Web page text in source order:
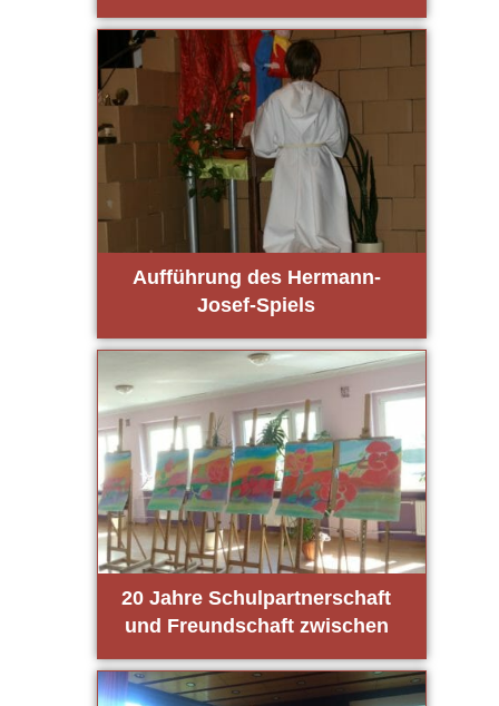
Auf­füh­rung des Her­mann-
Josef-Spiels
20 Jah­re Schul­part­ner­schaft
und Freund­schaft zwi­schen